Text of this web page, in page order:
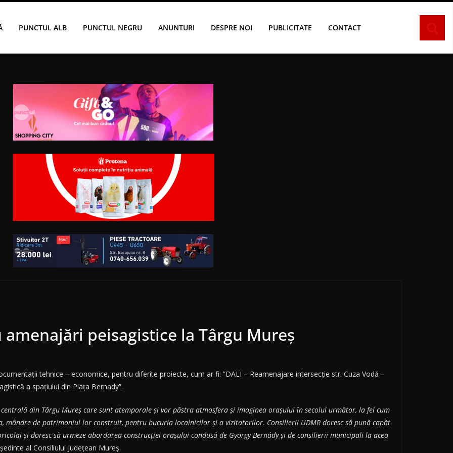
PUNCTUL ALB PUNCTUL NEGRU ANUNTURI DESPRE NOI PUBLICITATE CONTACT
peisagistice la Târgu Mureș
tehnice – economice, pentru diferite proiecte, cum ar fi: ”DALI – Reamenajare intersecție str. Cuza Vodă –
a spațiului din Piața Bernady”.
din Târgu Mureș care sunt atemporale și vor păstra atmosfera și imaginea orașului în secolul următor, la fel cum
mândre de patrimoniul lor construit, pentru bucuria localnicilor și a vizitatorilor. Consilierii UDMR doresc să pună capăt
și doresc să urmeze abordarea construcției orașului condusă de György Bernády și de consilierii municipali la acea
al Consiliului Județean Mureș.